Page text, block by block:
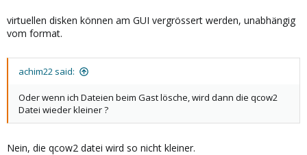
virtuellen disken können am GUI vergrössert werden, unabhängig
vom format.
achim22 said:
Oder wenn ich Dateien beim Gast lösche, wird dann die qcow2
Datei wieder kleiner ?
Nein, die qcow2 datei wird so nicht kleiner.